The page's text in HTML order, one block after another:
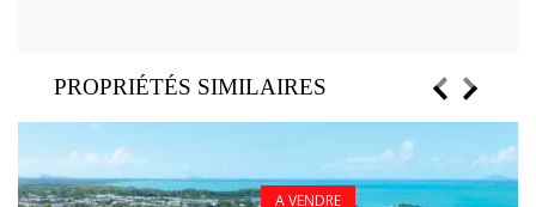
PROPRIÉTÉS SIMILAIRES
A VENDRE